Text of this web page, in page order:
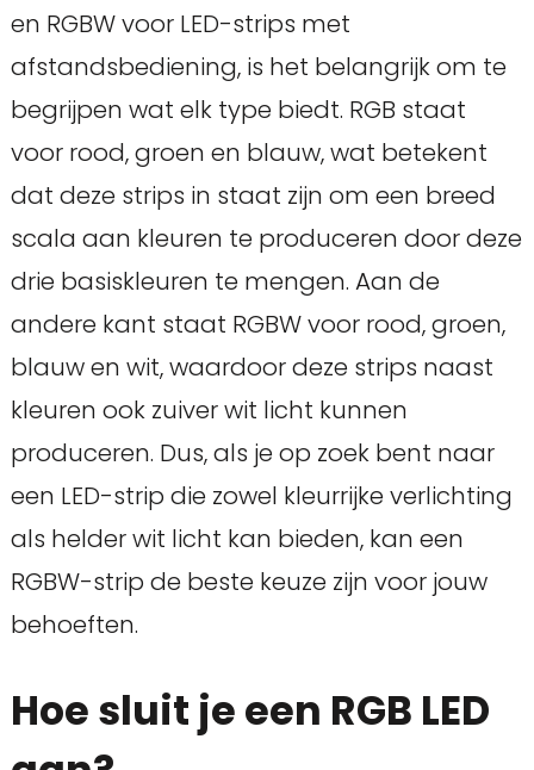
en RGBW voor LED-strips met
afstandsbediening, is het belangrijk om te
begrijpen wat elk type biedt. RGB staat
voor rood, groen en blauw, wat betekent
dat deze strips in staat zijn om een breed
scala aan kleuren te produceren door deze
drie basiskleuren te mengen. Aan de
andere kant staat RGBW voor rood, groen,
blauw en wit, waardoor deze strips naast
kleuren ook zuiver wit licht kunnen
produceren. Dus, als je op zoek bent naar
een LED-strip die zowel kleurrijke verlichting
als helder wit licht kan bieden, kan een
RGBW-strip de beste keuze zijn voor jouw
behoeften.
Hoe sluit je een RGB LED